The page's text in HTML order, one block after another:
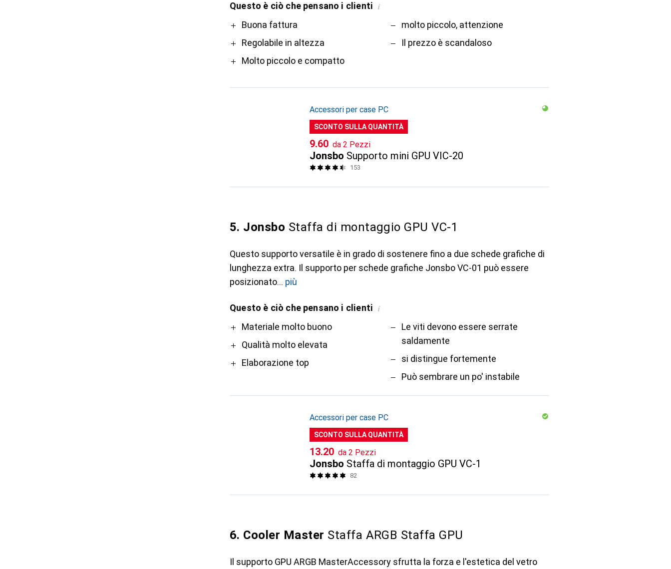
Questo è ciò che pensano i clienti i
ProBuona fattura
Regolabile in altezza
Molto piccolo e compatto
Contro
molto piccolo, attenzione
Il prezzo è scandaloso
Accessori per case PC
SCONTO SULLA QUANTITÀ
CHF
9.60 da 2 Pezzi
Jonsbo Supporto mini GPU VIC-20
153
5. Jonsbo Staffa di montaggio GPU VC-1
Questo supporto versatile è in grado di sostenere fino a due schede grafiche di
lunghezza extra. Il supporto per schede grafiche Jonsbo VC-01 può essere
posizionato
più
Questo è ciò che pensano i clienti i
ProMateriale molto buono
Qualità molto elevata
Elaborazione top
Contro
Le viti devono essere serrate
saldamente
si distingue fortemente
Può sembrare un po' instabile
Accessori per case PC
SCONTO SULLA QUANTITÀ
CHF
13.20 da 2 Pezzi
Jonsbo Staffa di montaggio GPU VC-1
82
6. Cooler Master Staffa ARGB Staffa GPU
Il supporto GPU ARGB MasterAccessory sfrutta la forza e l'estetica del vetro